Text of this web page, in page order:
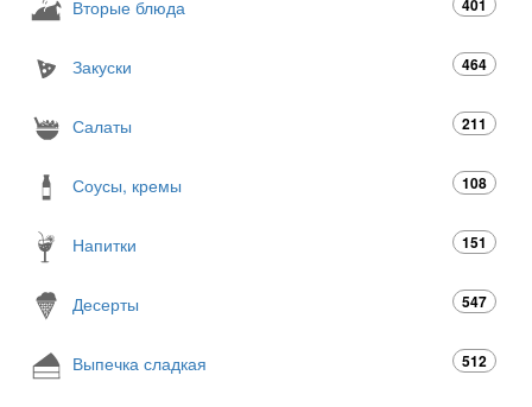
Вторые блюда 401
Закуски 464
Салаты 211
Соусы, кремы 108
Напитки 151
Десерты 547
Выпечка сладкая 512